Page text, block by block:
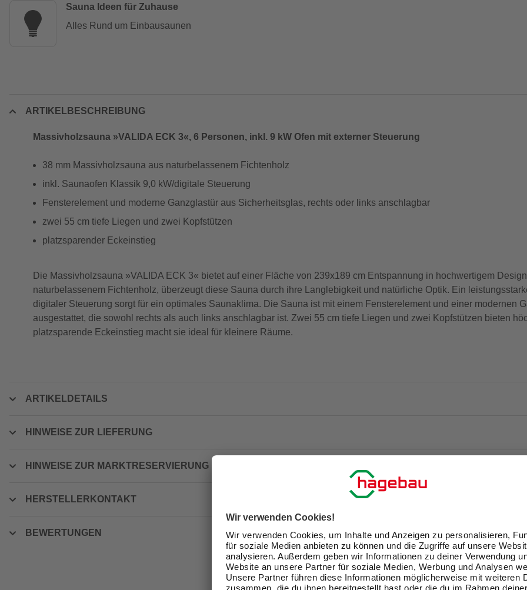
Sauna Ideen für Zuhause
Alles Rund um Einbausaunen
ARTIKELBESCHREIBUNG
Massivholzsauna »VALIDA ECK 3«, 6 Personen, inkl. 9 kW Ofen mit externer Steuerung
38 mm Massivholzsauna aus naturbelassenem Fichtenholz
inkl. Saunaofen Klassik 9,0 kW/digitale Steuerung
Fensterelement und moderne Ganzglastür aus Sicherheitsglas, rechts oder links anschlagbar
zwei 55 cm tiefe Liegen und zwei Kopfstützen
platzsparender Eckeinstieg
Die Massivholzsauna »VALIDA ECK 3« bietet auf einer Fläche von 239x189 cm Entspannung in hochwertigem
naturbelassenem Fichtenholz, überzeugt diese Sauna durch ihre Langlebigkeit und natürliche Optik. Ein
digitaler Steuerung sorgt für ein optimales Saunaklima. Die Sauna ist mit einem Fensterelement und einer modernen
ausgestattet, die sowohl rechts als auch links anschlagbar ist. Zwei 55 cm tiefe Liegen und zwei Kopfstützen bieten
platzsparende Eckeinstieg macht sie ideal für kleinere Räume.
ARTIKELDETAILS
HINWEISE ZUR LIEFERUNG
HINWEISE ZUR MARKTRESERVIERUNG
HERSTELLERKONTAKT
BEWERTUNGEN